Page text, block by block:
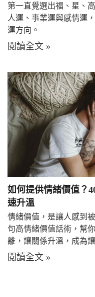
第一直覺選出福、星、
人運、事業運與感情運
運方向。
閱讀全文 »
如何提供情緒價值？
速升溫
情緒價值，是讓人感到
句高情緒價值話術，幫
離，讓關係升溫，成為
閱讀全文 »